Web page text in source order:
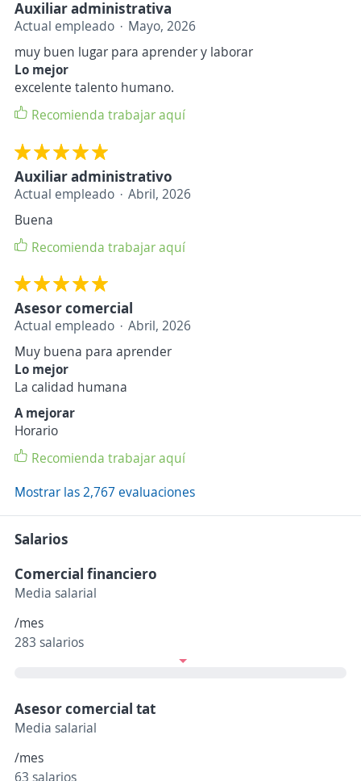
Auxiliar administrativa
Actual empleado
Mayo, 2026
muy buen lugar para aprender y laborar
Lo mejor
excelente talento humano.
Recomienda trabajar aquí
Auxiliar administrativo
Actual empleado
Abril, 2026
Buena
Recomienda trabajar aquí
Asesor comercial
Actual empleado
Abril, 2026
Muy buena para aprender
Lo mejor
La calidad humana
A mejorar
Horario
Recomienda trabajar aquí
Mostrar las 2,767 evaluaciones
Salarios
Comercial financiero
Media salarial
/mes
283 salarios
Asesor comercial tat
Media salarial
/mes
63 salarios